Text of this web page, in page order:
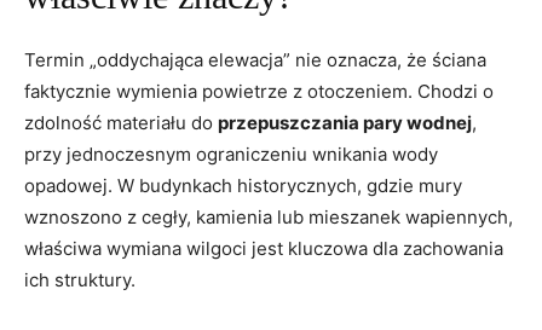
Termin „oddychająca elewacja” nie oznacza, że ściana
faktycznie wymienia powietrze z otoczeniem. Chodzi o
zdolność materiału do przepuszczania pary wodnej,
przy jednoczesnym ograniczeniu wnikania wody
opadowej. W budynkach historycznych, gdzie mury
wznoszono z cegły, kamienia lub mieszanek wapiennych,
właściwa wymiana wilgoci jest kluczowa dla zachowania
ich struktury.